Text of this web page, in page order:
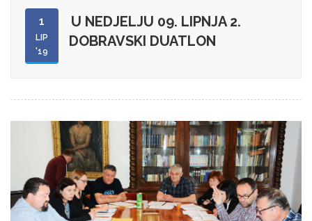
1
LIP
'19
U NEDJELJU 09. LIPNJA 2.
DOBRAVSKI DUATLON